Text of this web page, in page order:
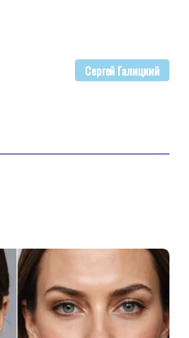
Сергей Галицкий